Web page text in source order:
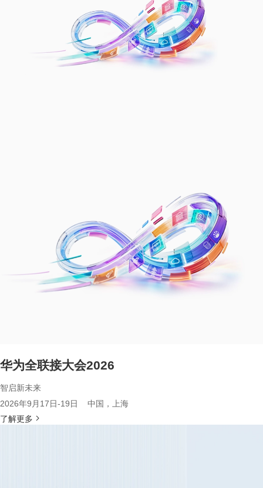
华为全联接大会2026
智启新未来
2026年9月17日-19日 中国，上海
了解更多